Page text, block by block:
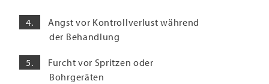
Angst vor Kontrollverlust während
der Behandlung
Furcht vor Spritzen oder
Bohrgeräten